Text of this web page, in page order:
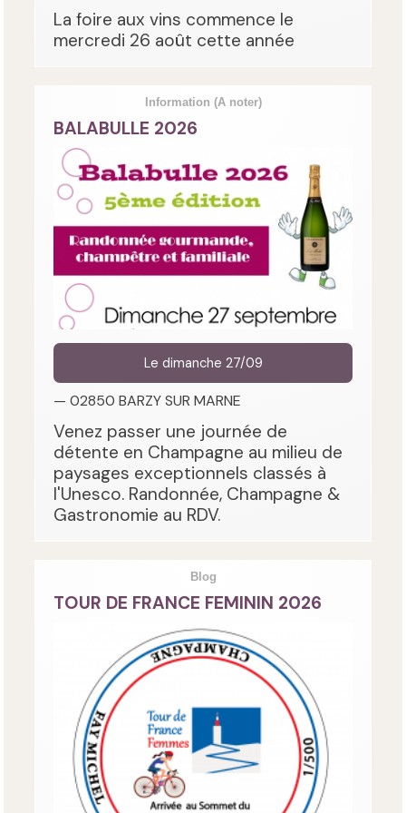
La foire aux vins commence le
mercredi 26 août cette année
Information (A noter)
BALABULLE 2026
Le dimanche 27/09
— 02850 BARZY SUR MARNE
Venez passer une journée de
détente en Champagne au milieu de
paysages exceptionnels classés à
l'Unesco. Randonnée, Champagne &
Gastronomie au RDV.
Blog
TOUR DE FRANCE FEMININ 2026